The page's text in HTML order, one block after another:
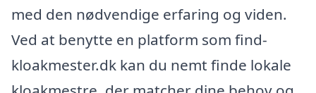
med den nødvendige erfaring og viden.
Ved at benytte en platform som find-
kloakmester.dk kan du nemt finde lokale